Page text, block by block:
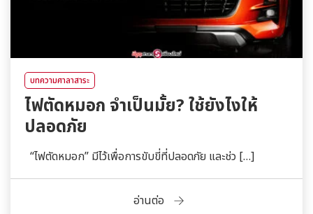
บทความศาลาสาระ
ไฟตัดหมอก จำเป็นมั้ย? ใช้ยังไงให้
ปลอดภัย
“ไฟตัดหมอก” มีไว้เพื่อการขับขี่ที่ปลอดภัย และช่ว […]
อ่านต่อ